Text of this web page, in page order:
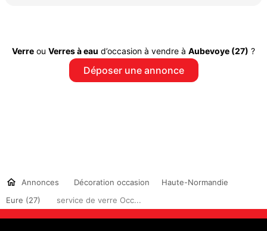
Verre ou Verres à eau d’occasion à vendre à Aubevoye (27) ?
Déposer une annonce
Annonces Décoration occasion
Haute-Normandie
Eure (27)
service de verre Occ...